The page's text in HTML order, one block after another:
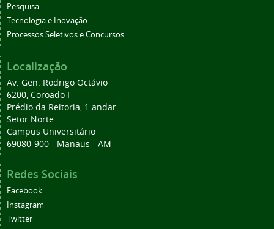
Pesquisa
Tecnologia e Inovação
Processos Seletivos e Concursos
Localização
Av. Gen. Rodrigo Octávio
6200, Coroado I
Prédio da Reitoria, 1 andar
Setor Norte
Campus Universitário
69080-900 - Manaus - AM
Redes Sociais
Facebook
Instagram
Twitter